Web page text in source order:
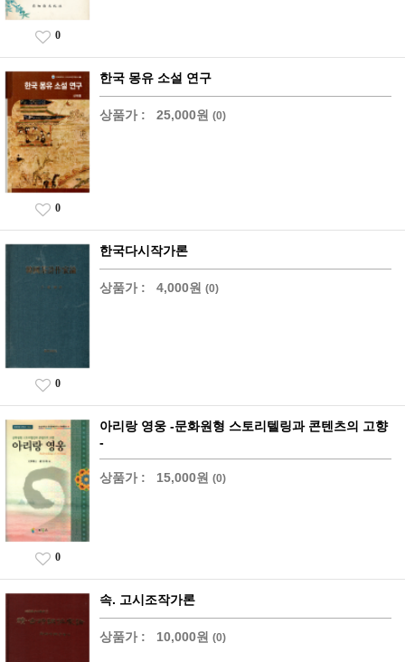
0
한국 몽유 소설 연구
상품가 : 25,000원 (0)
0
한국다시작가론
상품가 : 4,000원 (0)
0
아리랑 영웅 -문화원형 스토리텔링과 콘텐츠의 고향
-
상품가 : 15,000원 (0)
0
속. 고시조작가론
상품가 : 10,000원 (0)